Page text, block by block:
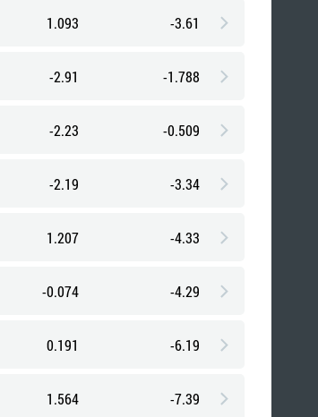
1.093 -3.61
-2.91 -1.788
-2.23 -0.509
-2.19 -3.34
1.207 -4.33
-0.074 -4.29
0.191 -6.19
1.564 -7.39